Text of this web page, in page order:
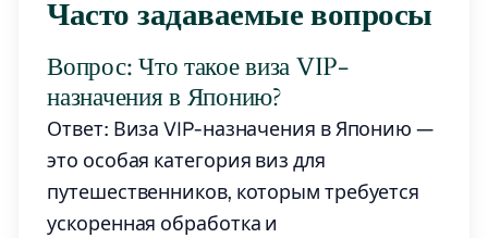
Часто задаваемые вопросы
Вопрос: Что такое виза VIP-
назначения в Японию?
Ответ: Виза VIP-назначения в Японию —
это особая категория виз для
путешественников, которым требуется
ускоренная обработка и